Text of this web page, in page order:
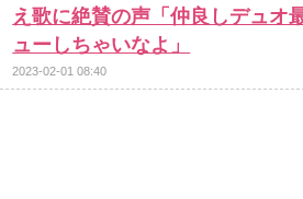
え歌に絶賛の声「仲良しデュオ
ューしちゃいなよ」
2023-02-01 08:40